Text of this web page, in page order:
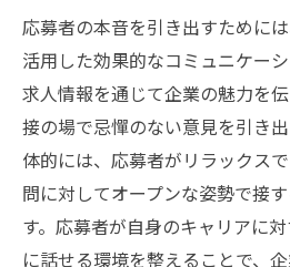
応募者の本音を引き出すために
活用した効果的なコミュニケーシ
求人情報を通じて企業の魅力を
接の場で忌憚のない意見を引き
体的には、応募者がリラックス
問に対してオープンな姿勢で接
す。応募者が自身のキャリアに
に話せる環境を整えることで、